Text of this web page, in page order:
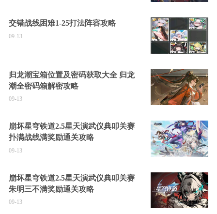
交错战线困难1-25打法阵容攻略
09-13
归龙潮宝箱位置及密码获取大全 归龙
潮全密码箱解密攻略
09-13
崩坏星穹铁道2.5星天演武仪典叩关赛
扑满战线满奖励通关攻略
09-13
崩坏星穹铁道2.5星天演武仪典叩关赛
朱明三不满奖励通关攻略
09-13